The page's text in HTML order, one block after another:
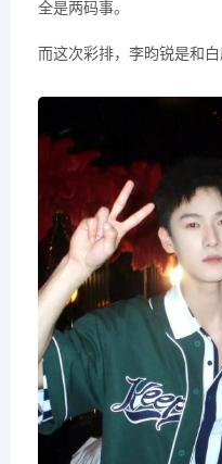
全是两码事。
而这次彩排，李昀锐是和